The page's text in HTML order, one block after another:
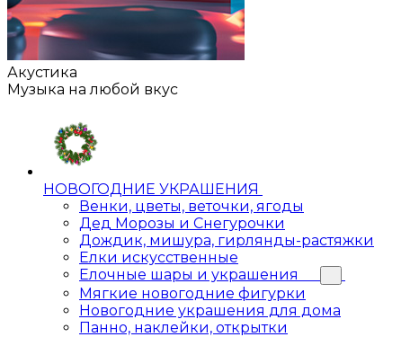
Акустика
Музыка на любой вкус
НОВОГОДНИЕ УКРАШЕНИЯ
Венки, цветы, веточки, ягоды
Дед Морозы и Снегурочки
Дождик, мишура, гирлянды-растяжки
Елки искусственные
Елочные шары и украшения
Мягкие новогодние фигурки
Новогодние украшения для дома
Панно, наклейки, открытки